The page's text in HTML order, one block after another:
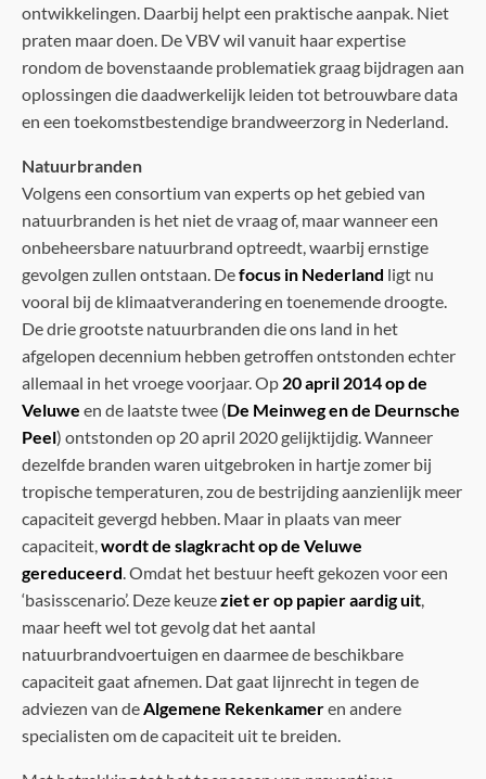
ontwikkelingen. Daarbij helpt een praktische aanpak. Niet
praten maar doen. De VBV wil vanuit haar expertise
rondom de bovenstaande problematiek graag bijdragen aan
oplossingen die daadwerkelijk leiden tot betrouwbare data
en een toekomstbestendige brandweerzorg in Nederland.
Natuurbranden
Volgens een consortium van experts op het gebied van
natuurbranden is het niet de vraag of, maar wanneer een
onbeheersbare natuurbrand optreedt, waarbij ernstige
gevolgen zullen ontstaan. Defocus in Nederland ligt nu
vooral bij de klimaatverandering en toenemende droogte.
De drie grootste natuurbranden die ons land in het
afgelopen decennium hebben getroffen ontstonden echter
allemaal in het vroege voorjaar. Op 20 april 2014 op de
Veluwe en de laatste twee (De Meinweg en de Deurnsche
Peel) ontstonden op 20 april 2020 gelijktijdig. Wanneer
dezelfde branden waren uitgebroken in hartje zomer bij
tropische temperaturen, zou de bestrijding aanzienlijk meer
capaciteit gevergd hebben. Maar in plaats van meer
capaciteit,wordt de slagkracht op de Veluwe
gereduceerd. Omdat het bestuur heeft gekozen voor een
‘basisscenario’. Deze keuzeziet er op papier aardig uit,
maar heeft wel tot gevolg dat het aantal
natuurbrandvoertuigen en daarmee de beschikbare
capaciteit gaat afnemen. Dat gaat lijnrecht in tegen de
adviezen van deAlgemene Rekenkameren andere
specialisten om de capaciteit uit te breiden.